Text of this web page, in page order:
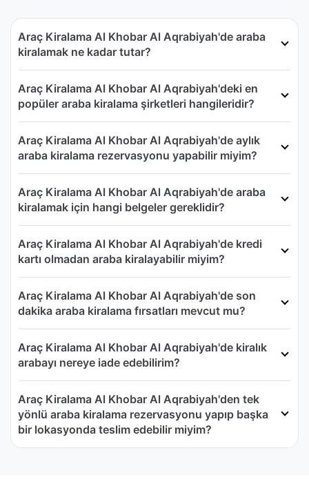
Araç Kiralama Al Khobar Al Aqrabiyah'de araba
kiralamak ne kadar tutar?
Araç Kiralama Al Khobar Al Aqrabiyah'deki en
popüler araba kiralama şirketleri hangileridir?
Araç Kiralama Al Khobar Al Aqrabiyah'de aylık
araba kiralama rezervasyonu yapabilir miyim?
Araç Kiralama Al Khobar Al Aqrabiyah'de araba
kiralamak için hangi belgeler gereklidir?
Araç Kiralama Al Khobar Al Aqrabiyah'de kredi
kartı olmadan araba kiralayabilir miyim?
Araç Kiralama Al Khobar Al Aqrabiyah'de son
dakika araba kiralama fırsatları mevcut mu?
Araç Kiralama Al Khobar Al Aqrabiyah'de kiralık
arabayı nereye iade edebilirim?
Araç Kiralama Al Khobar Al Aqrabiyah'den tek
yönlü araba kiralama rezervasyonu yapıp başka
bir lokasyonda teslim edebilir miyim?